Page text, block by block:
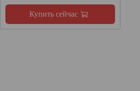
Купить сейчас